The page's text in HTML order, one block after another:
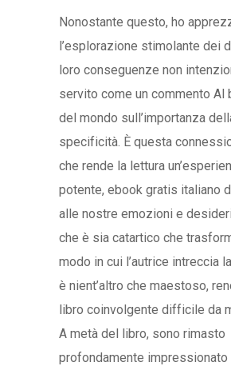
Nonostante questo, ho
l’esplorazione stimolante dei
loro conseguenze non
servito come un commento Al
del mondo sull’importanza
specificità. È questa
che rende la lettura
potente, ebook gratis italiano
alle nostre emozioni e
che è sia catartico che
modo in cui l’autrice intreccia
è nient’altro che maestoso,
libro coinvolgente difficile da
A metà del libro, sono rimasto
profondamente impressionato